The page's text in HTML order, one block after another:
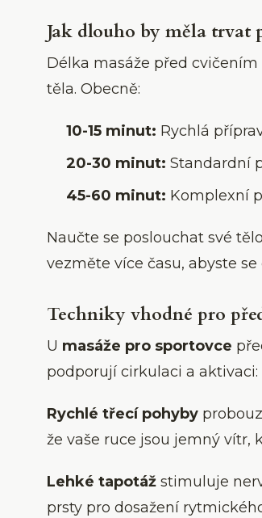
Jak dlouho by měla trvat
Délka masáže před
těla. Obecně:
10-15 minut: Rychlá
20-30 minut: Standardní
45-60 minut: Komplexní
Naučte se poslouchat své
vezměte více času, abyste
Techniky vhodné pro
U masáže pro sportovce
podporují cirkulaci a aktivaci:
Rychlé třecí pohyby
že vaše ruce jsou jemný vítr,
Lehké tapotáž stimuluje
prsty pro dosažení